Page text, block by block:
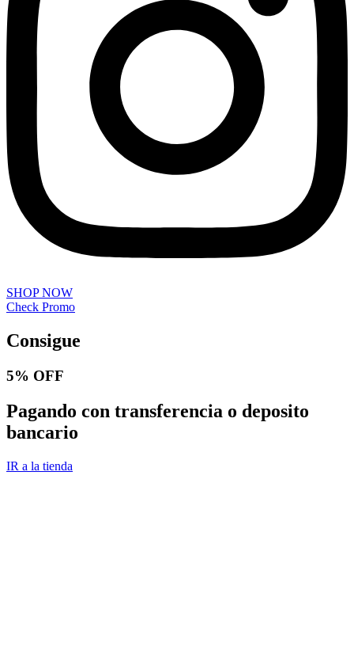
SHOP NOW
Check Promo
Consigue
5% OFF
Pagando con transferencia o deposito
bancario
IR a la tienda